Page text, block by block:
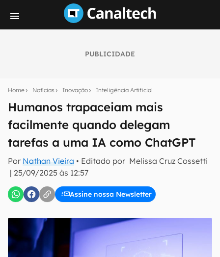
PUBLICIDADE
Home Notícias Inovação Inteligência Artificial
Humanos trapaceiam mais
facilmente quando delegam
tarefas a uma IA como ChatGPT
Por Nathan Vieira • Editado por Melissa Cruz Cossetti
| 25/09/2025 às 12:57
Assine nossa Newsletter
notícias e reviews sobre tecnologia em primeira
E-mail
inscreva-se
Confirmo que li, aceito e concordo com os Termos de
Uso e Política de Privacidade do Canaltech.